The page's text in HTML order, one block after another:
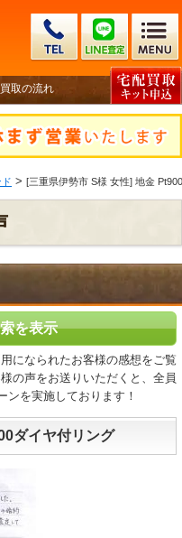
買取の流れ
> [三重県伊勢市 S様 女性] 地金
を表示
になられたお客様の感想をご覧
の声をお送りいただくと、全員
ンを実施しております！
ダイヤ付リング